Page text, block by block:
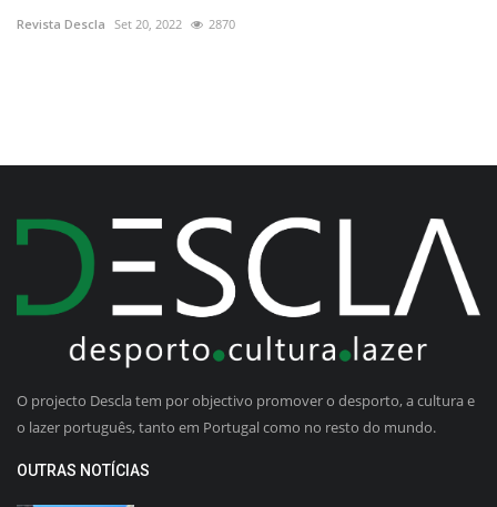
Revista Descla Set 20, 2022 2870
O projecto Descla tem por objectivo promover o desporto, a cultura e
o lazer português, tanto em Portugal como no resto do mundo.
OUTRAS NOTÍCIAS